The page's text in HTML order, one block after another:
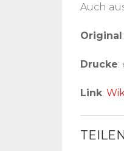
Auch
Original
Drucke:
Link: